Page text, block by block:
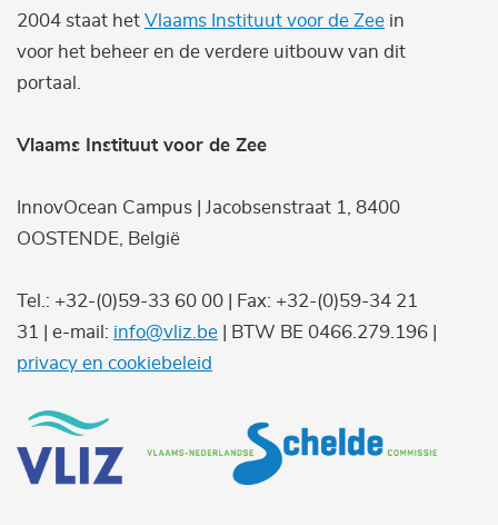
2004 staat het Vlaams Instituut voor de Zee in
voor het beheer en de verdere uitbouw van dit
portaal.
Vlaams Instituut voor de Zee
InnovOcean Campus | Jacobsenstraat 1, 8400
OOSTENDE, België
Tel.: +32-(0)59-33 60 00 | Fax: +32-(0)59-34 21
31 | e-mail: info@vliz.be | BTW BE 0466.279.196 |
privacy en cookiebeleid